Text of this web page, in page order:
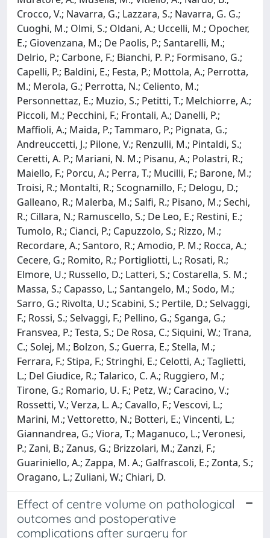
Crocco, V.; Navarra, G.; Lazzara, S.; Navarra, G. G.;
Cuoghi, M.; Olmi, S.; Oldani, A.; Uccelli, M.; Opocher,
E.; Giovenzana, M.; De Paolis, P.; Santarelli, M.;
Delrio, P.; Carbone, F.; Bianchi, P. P.; Formisano, G.;
Capelli, P.; Baldini, E.; Festa, P.; Mottola, A.; Perrotta,
M.; Merola, G.; Perrotta, N.; Celiento, M.;
Personnettaz, E.; Muzio, S.; Petitti, T.; Melchiorre, A.;
Piccoli, M.; Pecchini, F.; Frontali, A.; Danelli, P.;
Maffioli, A.; Maida, P.; Tammaro, P.; Pignata, G.;
Andreuccetti, J.; Pilone, V.; Renzulli, M.; Pintaldi, S.;
Ceretti, A. P.; Mariani, N. M.; Pisanu, A.; Polastri, R.;
Maiello, F.; Porcu, A.; Perra, T.; Mucilli, F.; Barone, M.;
Troisi, R.; Montalti, R.; Scognamillo, F.; Delogu, D.;
Galleano, R.; Malerba, M.; Salfi, R.; Pisano, M.; Sechi,
R.; Cillara, N.; Ramuscello, S.; De Leo, E.; Restini, E.;
Tumolo, R.; Cianci, P.; Capuzzolo, S.; Rizzo, M.;
Recordare, A.; Santoro, R.; Amodio, P. M.; Rocca, A.;
Cecere, G.; Romito, R.; Portigliotti, L.; Rosati, R.;
Elmore, U.; Russello, D.; Latteri, S.; Costarella, S. M.;
Massa, S.; Capasso, L.; Santangelo, M.; Sodo, M.;
Sarro, G.; Rivolta, U.; Scabini, S.; Pertile, D.; Selvaggi,
F.; Rossi, S.; Selvaggi, F.; Pellino, G.; Sganga, G.;
Fransvea, P.; Testa, S.; De Rosa, C.; Siquini, W.; Trana,
C.; Solej, M.; Bolzon, S.; Guerra, E.; Stella, M.;
Ferrara, F.; Stipa, F.; Stringhi, E.; Celotti, A.; Taglietti,
L.; Del Giudice, R.; Talarico, C. A.; Ruggiero, M.;
Tirone, G.; Romario, U. F.; Petz, W.; Caracino, V.;
Rossetti, V.; Verza, L. A.; Cavallo, F.; Vescovi, L.;
Marini, M.; Vettoretto, N.; Botteri, E.; Vincenti, L.;
Giannandrea, G.; Viora, T.; Maganuco, L.; Veronesi,
P.; Zani, B.; Zanus, G.; Brizzolari, M.; Zanzi, F.;
Guariniello, A.; Zappa, M. A.; Galfrascoli, E.; Zonta, S.;
Oragano, L.; Zuliani, W.; Chiari, D.
Effect of centre volume on pathological
outcomes and postoperative
complications after surgery for